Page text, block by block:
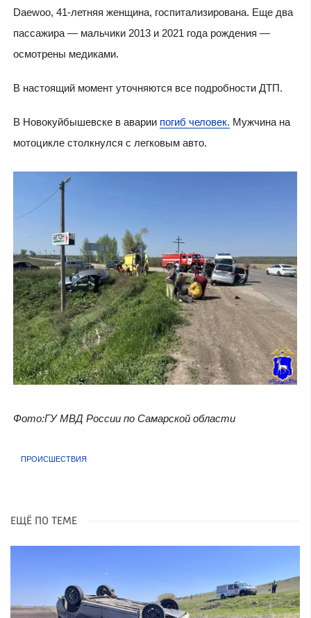
Daewoo, 41-летняя женщина, госпитализирована. Еще два
пассажира — мальчики 2013 и 2021 года рождения —
осмотрены медиками.
В настоящий момент уточняются все подробности ДТП.
В Новокуйбышевске в аварии погиб человек. Мужчина на
мотоцикле столкнулся с легковым авто.
Фото:ГУ МВД России по Самарской области
ПРОИСШЕСТВИЯ
ЕЩЁ ПО ТЕМЕ